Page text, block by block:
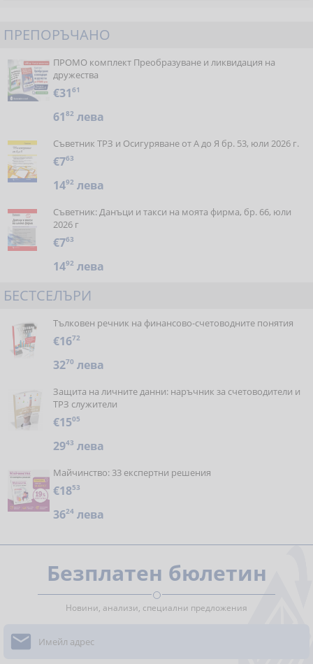
ПРЕПОРЪЧАНО
ПРОМО комплект Преобразуване и ликвидация на
дружества
€3161
6182 лева
Съветник ТРЗ и Осигуряване от А до Я бр. 53, юли 2026 г.
€763
1492 лева
Съветник: Данъци и такси на моята фирма, бр. 66, юли
2026 г
€763
1492 лева
БЕСТСЕЛЪРИ
Тълковен речник на финансово-счетоводните понятия
€1672
3270 лева
Защита на личните данни: наръчник за счетоводители и
ТРЗ служители
€1505
2943 лева
Майчинство: 33 експертни решения
€1853
3624 лева
Безплатен бюлетин
Новини, анализи, специални предложения
